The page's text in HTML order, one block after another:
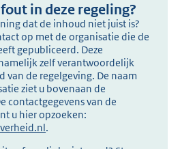
in deze regeling?
dat de inhoud niet juist is?
op met de organisatie die de
gepubliceerd. Deze
zelf verantwoordelijk
van de regelgeving. De naam
ziet u bovenaan de
contactgegevens van de
u hier opzoeken:
.